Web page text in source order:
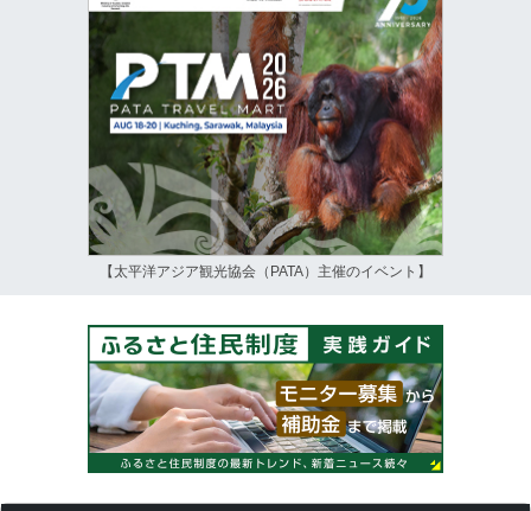
【太平洋アジア観光協会（PATA）主催のイベント】